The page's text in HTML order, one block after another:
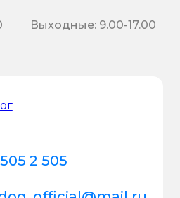
2 505
Выходные: 9.00-17.00